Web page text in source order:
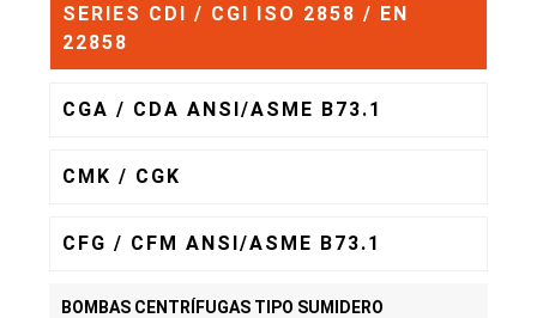
SERIES CDI / CGI ISO 2858 / EN
22858
CGA / CDA ANSI/ASME B73.1
CMK / CGK
CFG / CFM ANSI/ASME B73.1
BOMBAS CENTRÍFUGAS TIPO SUMIDERO